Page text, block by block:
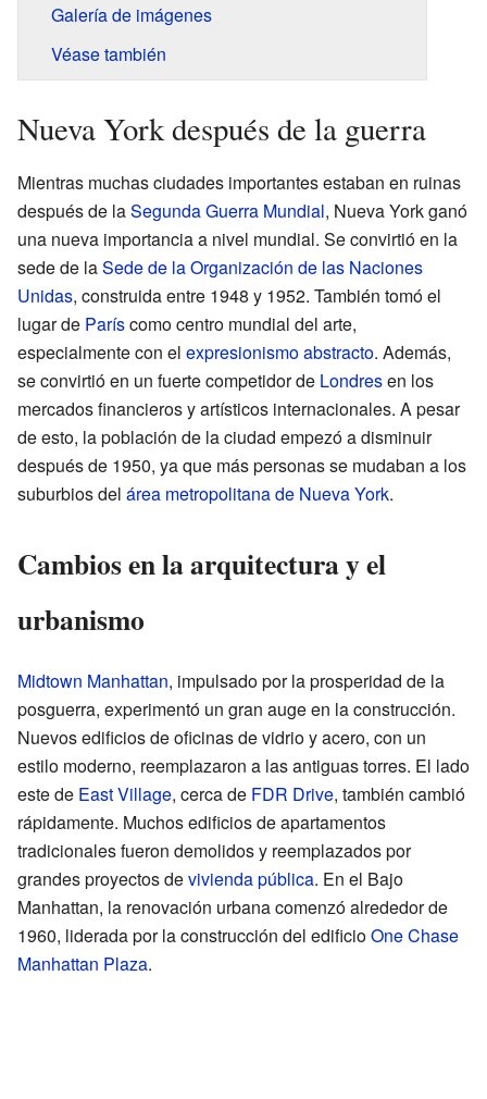
Galería de imágenes
Véase también
Nueva York después de la guerra
Mientras muchas ciudades importantes estaban en ruinas
después de laSegunda Guerra Mundial, Nueva York ganó
una nueva importancia a nivel mundial. Se convirtió en la
sede de laSede de la Organización de las Naciones
Unidas, construida entre 1948 y 1952. También tomó el
lugar de Paríscomo centro mundial del arte,
especialmente con el expresionismo abstracto. Además,
se convirtió en un fuerte competidor de Londresen los
mercados financieros y artísticos internacionales. A pesar
de esto, la población de la ciudad empezó a disminuir
después de 1950, ya que más personas se mudaban a los
suburbios del área metropolitana de Nueva York.
Cambios en la arquitectura y el
urbanismo
Midtown Manhattan, impulsado por la prosperidad de la
posguerra, experimentó un gran auge en la construcción.
Nuevos edificios de oficinas de vidrio y acero, con un
estilo moderno, reemplazaron a las antiguas torres. El lado
este de East Village, cerca de FDR Drive, también cambió
rápidamente. Muchos edificios de apartamentos
tradicionales fueron demolidos y reemplazados por
grandes proyectos devivienda pública. En el Bajo
Manhattan, la renovación urbana comenzó alrededor de
1960, liderada por la construcción del edificioOne Chase
Manhattan Plaza.